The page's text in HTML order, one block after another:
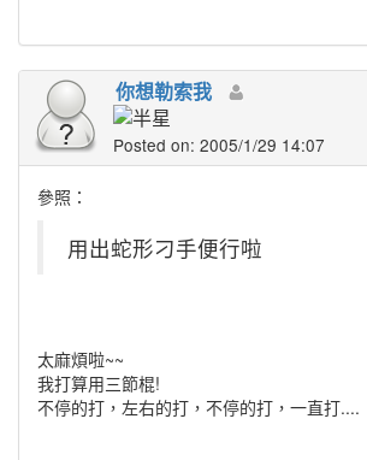
你想勒索我
Posted on: 2005/1/29 14:07
參照：
用出蛇形刁手便行啦
太麻煩啦~~
我打算用三節棍!
不停的打，左右的打，不停的打，一直打....